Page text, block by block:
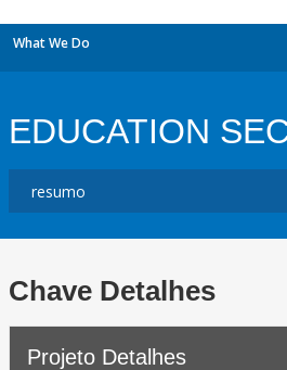
What We Do
EDUCATION
Chave Detalhes
Projeto Detalhes